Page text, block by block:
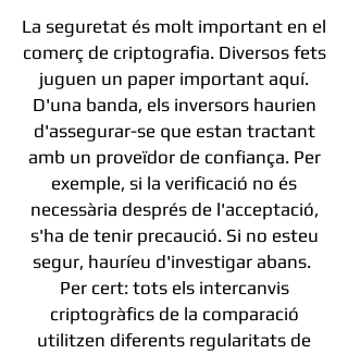
La seguretat és molt important en el
comerç de criptografia. Diversos fets
juguen un paper important aquí.
D'una banda, els inversors haurien
d'assegurar-se que estan tractant
amb un proveïdor de confiança. Per
exemple, si la verificació no és
necessària després de l'acceptació,
s'ha de tenir precaució. Si no esteu
segur, hauríeu d'investigar abans.
Per cert: tots els intercanvis
criptogràfics de la comparació
utilitzen diferents regularitats de